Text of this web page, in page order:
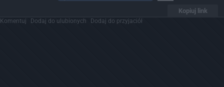
Kopiuj link
Komentuj Dodaj do ulubionych Dodaj do przyjaciół